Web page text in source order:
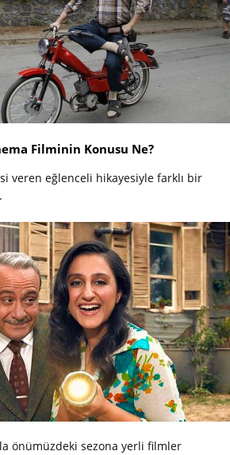
Filminin Konusu Ne?
veren eğlenceli hikayesiyle farklı bir
önümüzdeki sezona yerli filmler